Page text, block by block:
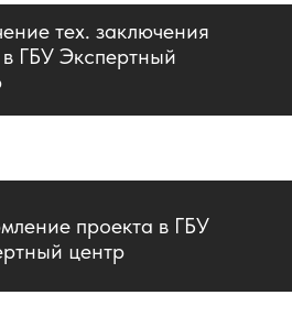
тех. заключения
ГБУ Экспертный
проекта в ГБУ
центр